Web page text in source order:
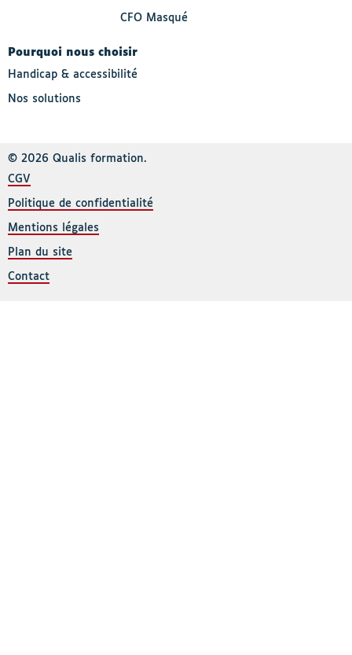
CFO Masqué
Pourquoi nous choisir
Handicap & accessibilité
Nos solutions
© 2026 Qualis formation.
CGV
Politique de confidentialité
Mentions légales
Plan du site
Contact